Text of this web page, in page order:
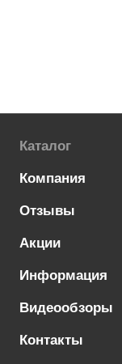
Каталог
Компания
Отзывы
Акции
Информация
Видеообзоры
Контакты